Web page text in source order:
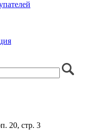
20, стр. 3